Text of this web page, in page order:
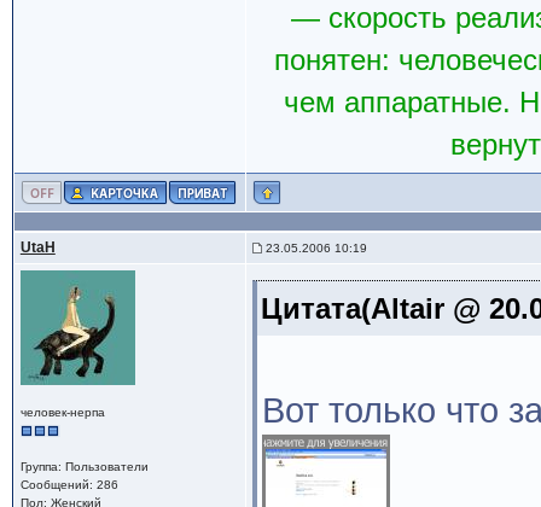
— скорость
понятен:
чем аппаратные.
UtaH 23.05.2006 10:19
человек-нерпа
Группа: Пользователи
Сообщений: 286
Пол: Женский
Цитата(Altair @
Вот только что